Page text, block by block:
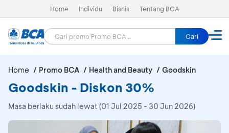
Home Individu Bisnis Tentang BCA
Cari
Home Promo BCA Health and Beauty Goodskin
Goodskin - Diskon 30%
Masa berlaku sudah lewat (01 Jul 2025 - 30 Jun 2026)